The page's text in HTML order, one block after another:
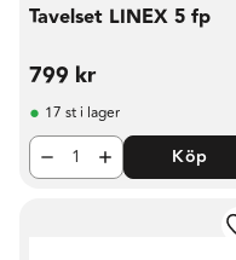
Tavelset LINEX 5 fp
799 kr
17 st i lager
Köp